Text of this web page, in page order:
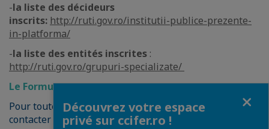
-la liste des décideurs
inscrits: http://ruti.gov.ro/institutii-publice-prezente-
in-platforma/
-la liste des entités inscrites :
http://ruti.gov.ro/grupuri-specializate/
Le Formulaire d'inscription est disponibleici
Pour toute information supplémentaire, veuillez
contacter Raluca SIMBOTIN, Conseiller du Ministre
Découvrez votre espace
privé sur ccifer.ro !